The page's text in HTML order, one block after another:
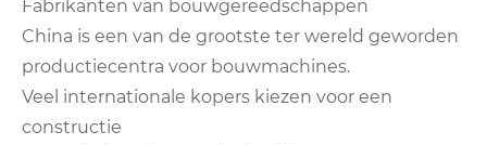
Fabrikanten van bouwgereedschappen
China is een van de grootste ter wereld geworden
productiecentra voor bouwmachines.
Veel internationale kopers kiezen voor een
constructie